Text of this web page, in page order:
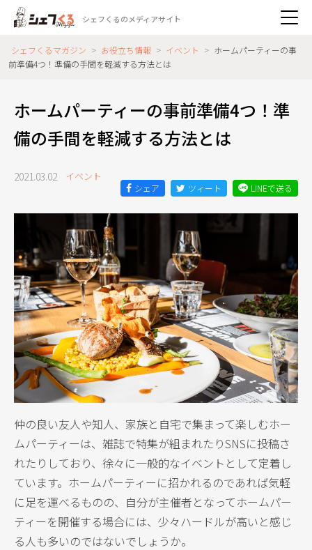
シェフくるのメディアサイト
シェフくるマガジン > お役立ち情報 > イベント > ホームパーティーの事
前準備4つ！準備の手間を軽減する方法とは
ホームパーティーの事前準備4つ！準
備の手間を軽減する方法とは
2021.03.02 イベント
シェア ツィート LINEで送る
仲の良い友人や知人、家族と自宅で集まって楽しむホー
ムパーティーは、雑誌で特集が組まれたりSNSに投稿さ
れたりしており、徐々に一般的なイベントとして定着し
ています。ホームパーティーに招かれるのであれば気軽
に足を運べるものの、自分が主催者となってホームパー
ティーを開催する場合には、少々ハードルが高いと感じ
る人も多いのではないでしょうか。